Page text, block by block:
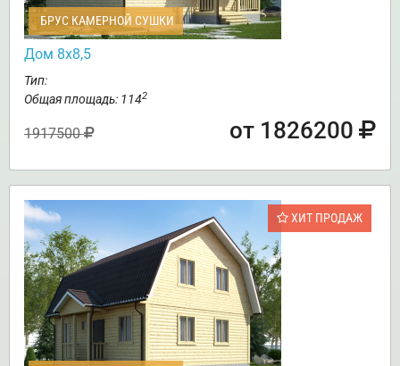
БРУС КАМЕРНОЙ СУШКИ
Дом 8х8,5
Тип:
Общая площадь: 1142
1917500 от 1826200
ХИТ ПРОДАЖ